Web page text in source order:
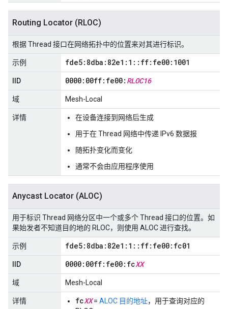
Routing Locator (RLOC)
根据 Thread 接口在网络拓扑中的位置来对其进行标识。
示例 fde5:8dba:82e1:1 :: ff:fe00:1001
IID 0000:00ff:fe00: RLOC16
域 Mesh-Local
详情
在设备连接到网络后生成
用于在 Thread 网络中传递 IPv6 数据报
随拓扑变化而变化
通常不会由应用程序使用
Anycast Locator (ALOC)
用于标识 Thread 网络分区中一个或多个 Thread 接口的位置。如
果始发者不知道目的地的 RLOC，则使用 ALOC 进行查找。
示例 fde5:8dba:82e1:1 :: ff:fe00:fc01
IID 0000:00ff:fe00:fcXX
域 Mesh-Local
详情 fcXX= ALOC 目的地址，用于查询对应的